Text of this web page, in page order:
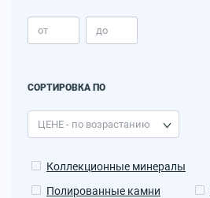
СОРТИРОВКА ПО
Коллекционные минералы
Полированные камни